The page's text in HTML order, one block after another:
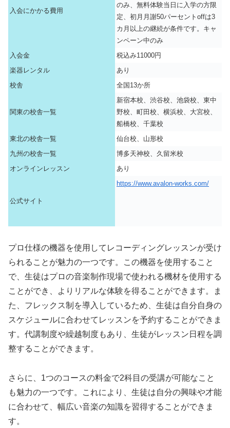
入会にかかる費用
のみ、無料体験当日に入学の方限
定 、初月月謝50パーセントoffは3
カ月以上の継続が条件です。 キャ
ンペーン中のみ
入会金
税込み11000円
楽器レンタル
あり
校舎
全国13か所
関東の校舎一覧
新宿本校、渋谷校、池袋校、東中
野校、町田校、横浜校、大宮校、
船橋校、千葉校
東北の校舎一覧
仙台校、山形校
九州の校舎一覧
博多天神校、久留米校
オンラインレッスン
あり
公式サイト
https://www.avalon-works.com/
プロ仕様の機器を使用してレコーディングレッスンが受け
られることが魅力の一つです。この機器を使用すること
で、生徒はプロの音楽制作現場で使われる機材を使用する
ことができ、よりリアルな体験を得ることができます。ま
た、フレックス制を導入しているため、生徒は自分自身の
スケジュールに合わせてレッスンを予約することができま
す。代講制度や繰越制度もあり、生徒がレッスン日程を調
整することができます。
さらに、1つのコースの料金で2科目の受講が可能なこと
も魅力の一つです。これにより、生徒は自分の興味や才能
に合わせて、幅広い音楽の知識を習得することができま
す。